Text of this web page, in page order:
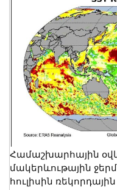
Համաշխարհային
մակերևութային
հուլիսին ռեկորդային